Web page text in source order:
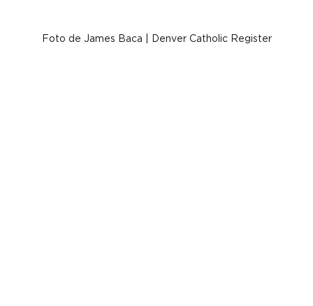
Foto de James Baca | Denver Catholic Register